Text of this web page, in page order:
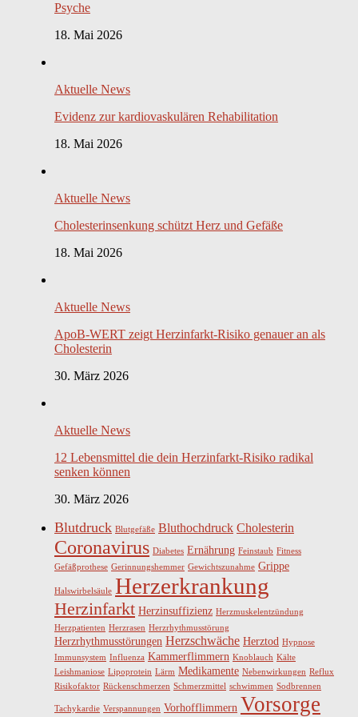
Psyche
18. Mai 2026
Aktuelle News
Evidenz zur kardiovaskulären Rehabilitation
18. Mai 2026
Aktuelle News
Cholesterinsenkung schützt Herz und Gefäße
18. Mai 2026
Aktuelle News
ApoB-WERT zeigt Herzinfarkt-Risiko genauer an als
Cholesterin
30. März 2026
Aktuelle News
12 Lebensmittel die dein Herzinfarkt-Risiko radikal
senken können
30. März 2026
Blutdruck Blutgefäße Bluthochdruck Cholesterin
Coronavirus Diabetes Ernährung Feinstaub Fitness
Gefäßprothese Gerinnungshemmer Gewichtszunahme Grippe
Halswirbelsäule Herzerkrankung
Herzinfarkt Herzinsuffizienz Herzmuskelentzündung
Herzpatienten Herzrasen Herzrhythmusstörung
Herzrhythmusstörungen Herzschwäche Herztod Hypnose
Immunsystem Influenza Kammerflimmern Knoblauch Kälte
Leishmaniose Lipoprotein Lärm Medikamente Nebenwirkungen Reflux
Risikofaktor Rückenschmerzen Schmerzmittel schwimmen Sodbrennen
Tachykardie Verspannungen Vorhofflimmern Vorsorge